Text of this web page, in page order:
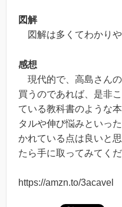
図解
図解は多くてわかりや
感想
現代的で、高島さん
買うのであれば、是非
ている教科書のような
タルや伸び悩みといっ
かれている点は良いと
たら手に取ってみてくだ
https://amzn.to/3acavel